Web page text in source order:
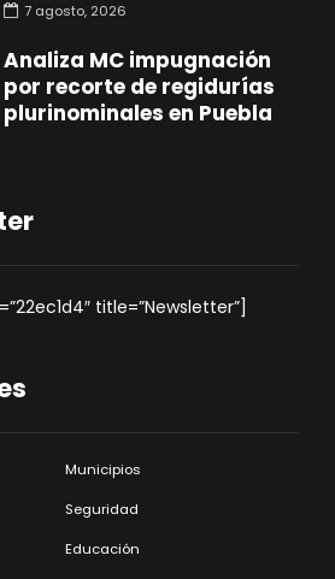
7 agosto, 2026
Analiza MC impugnación
por recorte de regidurías
plurinominales en Puebla
title=”Newsletter”]
Municipios
Seguridad
Educación